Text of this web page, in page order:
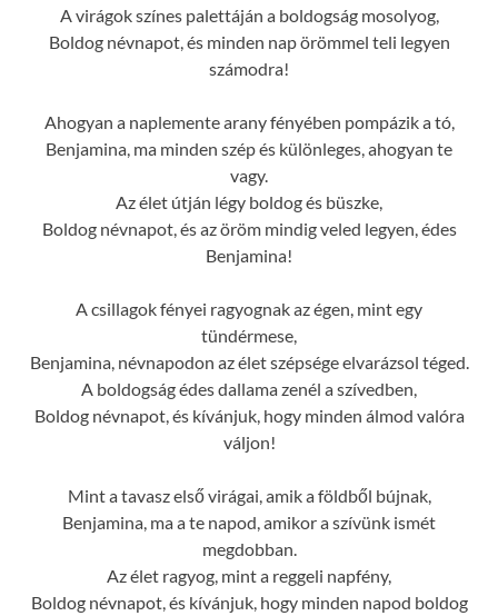
A virágok színes palettáján a boldogság mosolyog,
Boldog névnapot, és minden nap örömmel teli legyen
számodra!
Ahogyan a naplemente arany fényében pompázik a tó,
Benjamina, ma minden szép és különleges, ahogyan te
vagy.
Az élet útján légy boldog és büszke,
Boldog névnapot, és az öröm mindig veled legyen, édes
Benjamina!
A csillagok fényei ragyognak az égen, mint egy
tündérmese,
Benjamina, névnapodon az élet szépsége elvarázsol téged.
A boldogság édes dallama zenél a szívedben,
Boldog névnapot, és kívánjuk, hogy minden álmod valóra
váljon!
Mint a tavasz első virágai, amik a földből bújnak,
Benjamina, ma a te napod, amikor a szívünk ismét
megdobban.
Az élet ragyog, mint a reggeli napfény,
Boldog névnapot, és kívánjuk, hogy minden napod boldog